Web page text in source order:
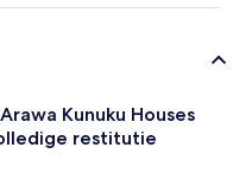
Kunuku Houses
restitutie